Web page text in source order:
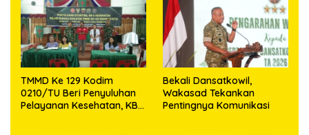
TMMD Ke 129 Kodim
0210/TU Beri Penyuluhan
Pelayanan Kesehatan, KB
Bekali Dansatkowil,
Wakasad Tekankan
Pentingnya Komunikasi